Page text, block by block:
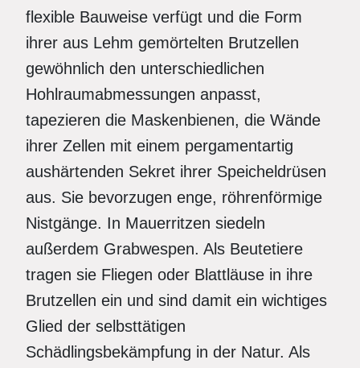
flexible Bauweise verfügt und die Form
ihrer aus Lehm gemörtelten Brutzellen
gewöhnlich den unterschiedlichen
Hohlraumabmessungen anpasst,
tapezieren die Maskenbienen, die Wände
ihrer Zellen mit einem pergamentartig
aushärtenden Sekret ihrer Speicheldrüsen
aus. Sie bevorzugen enge, röhrenförmige
Nistgänge. In Mauerritzen siedeln
außerdem Grabwespen. Als Beutetiere
tragen sie Fliegen oder Blattläuse in ihre
Brutzellen ein und sind damit ein wichtiges
Glied der selbsttätigen
Schädlingsbekämpfung in der Natur. Als